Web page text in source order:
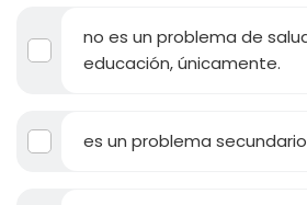
no es un problema de
educación, únicamente.
es un problema